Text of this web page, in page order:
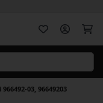
03, 96649203